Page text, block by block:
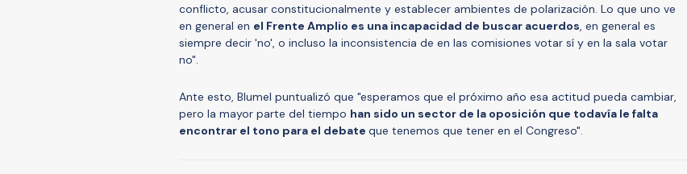
conflicto, acusar constitucionalmente y establecer ambientes de polarización. Lo que uno ve
en general en el Frente Amplio es una incapacidad de buscar acuerdos, en general es
siempre decir 'no', o incluso la inconsistencia de en las comisiones votar sí y en la sala votar
no".
Ante esto, Blumel puntualizó que "esperamos que el próximo año esa actitud pueda cambiar,
pero la mayor parte del tiempo han sido un sector de la oposición que todavía le falta
encontrar el tono para el debate que tenemos que tener en el Congreso".